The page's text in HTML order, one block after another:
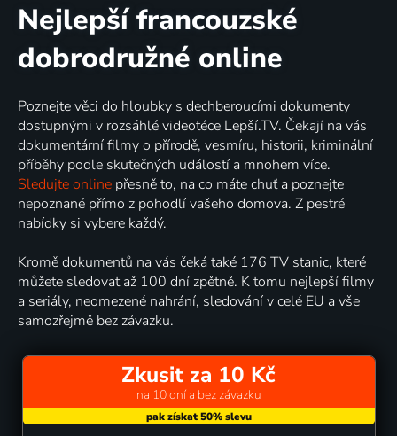
Nejlepší francouzské
dobrodružné online
Poznejte věci do hloubky s dechberoucími dokumenty
dostupnými v rozsáhlé videotéce Lepší.TV. Čekají na vás
dokumentární filmy o přírodě, vesmíru, historii, kriminální
příběhy podle skutečných událostí a mnohem více.
Sledujte online přesně to, na co máte chuť a poznejte
nepoznané přímo z pohodlí vašeho domova. Z pestré
nabídky si vybere každý.
Kromě dokumentů na vás čeká také 176 TV stanic, které
můžete sledovat až 100 dní zpětně. K tomu nejlepší filmy
a seriály, neomezené nahrání, sledování v celé EU a vše
samozřejmě bez závazku.
Zkusit za 10 Kč
na 10 dní a bez závazku